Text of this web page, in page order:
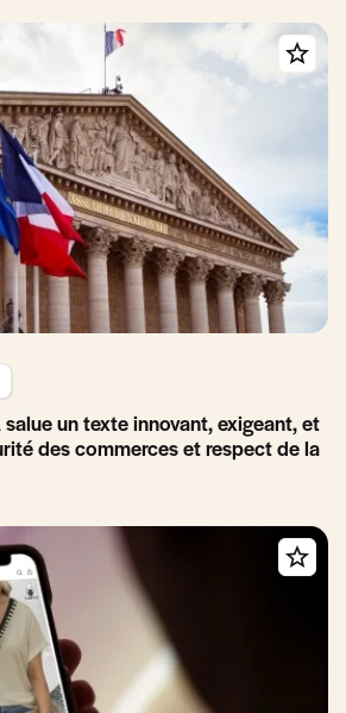
salue un texte innovant, exigeant, et
des commerces et respect de la